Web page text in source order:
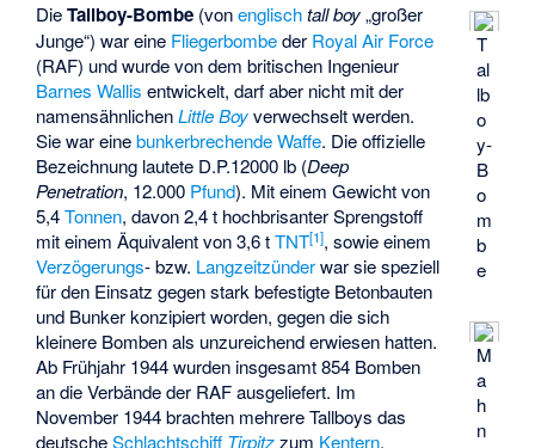
T
al
lb
o
y-
B
o
m
b
e
M
a
h
n
DieTallboy-Bombe (vonenglisch tall boy„großer
Junge“) war eine Fliegerbombeder Royal Air Force
(RAF) und wurde von dem britischen Ingenieur
Barnes Wallis entwickelt, darf aber nicht mit der
namensähnlichenLittle Boyverwechselt werden.
Sie war einebunkerbrechende Waffe. Die offizielle
Bezeichnung lautete D.P.12000 lb (Deep
Penetration, 12.000 Pfund). Mit einem Gewicht von
5,4Tonnen, davon 2,4 t hochbrisanter Sprengstoff
mit einem Äquivalent von 3,6 tTNT[1], sowie einem
Verzögerungs- bzw. Langzeitzünderwar sie speziell
für den Einsatz gegen stark befestigte Betonbauten
und Bunker konzipiert worden, gegen die sich
kleinere Bomben als unzureichend erwiesen hatten.
Ab Frühjahr 1944 wurden insgesamt 854 Bomben
an die Verbände der RAF ausgeliefert. Im
November 1944 brachten mehrere Tallboys das
deutscheSchlachtschiff Tirpitzzum Kentern.